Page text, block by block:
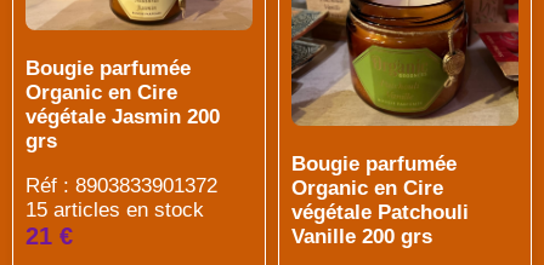
Bougie parfumée
Organic en Cire
végétale Jasmin 200
grs
Réf : 8903833901372
15 articles en stock
21 €
Bougie parfumée
Organic en Cire
végétale Patchouli
Vanille 200 grs